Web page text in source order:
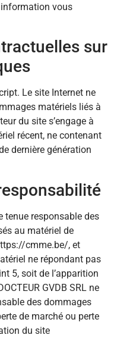
vous
sur
Le site Internet ne
matériels liés à
du site s’engage à
récent, ne contenant
dernière génération
tenue responsable des
au matériel de
cmme.be/, et
ne répondant pas
5, soit de l’apparition
GVDB SRL ne
des dommages
de marché ou perte
du site